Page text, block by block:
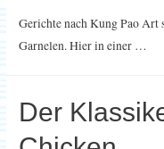
Gerichte nach Kung Pao Art
Garnelen. Hier in einer …
Der